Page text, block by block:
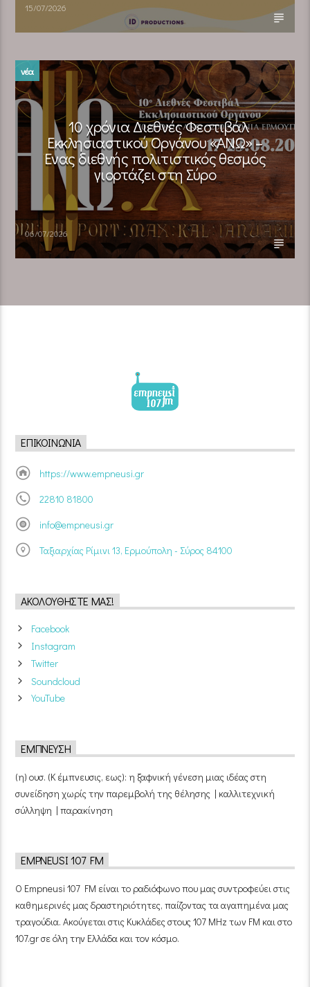
15/07/2026
νέα
10 χρόνια Διεθνές Φεστιβάλ
Εκκλησιαστικού Οργάνου «ΑΝΩ» –
Ένας διεθνής πολιτιστικός θεσμός
γιορτάζει στη Σύρο​
06/07/2026
ΕΠΙΚΟΙΝΩΝΊΑ
https://www.empneusi.gr
22810 81800
info@empneusi.gr
Ταξιαρχίας Ρίμινι 13, Ερμούπολη - Σύρος 84100
ΑΚΟΛΟΥΘΉΣΤΕ ΜΑΣ!
Facebook
Instagram
Twitter
Soundcloud
YouTube
ΈΜΠΝΕΥΣΗ
(η) ουσ. (Κ έμπνευσις, εως): η ξαφνική γένεση μιας ιδέας στη
συνείδηση χωρίς την παρεμβολή της θέλησης | καλλιτεχνική
σύλληψη | παρακίνηση
EMPNEUSI 107 FM
Ο Empneusi 107 FM είναι το ραδιόφωνο που μας συντροφεύει στις
καθημερινές μας δραστηριότητες, παίζοντας τα αγαπημένα μας
τραγούδια. Ακούγεται στις Κυκλάδες στους 107 MHz των FM και στο
107.gr σε όλη την Ελλάδα και τον κόσμο.